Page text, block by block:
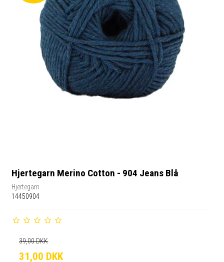
Hjertegarn Merino Cotton - 904 Jeans Blå
Hjertegarn
14450904
39,00 DKK
31,00 DKK